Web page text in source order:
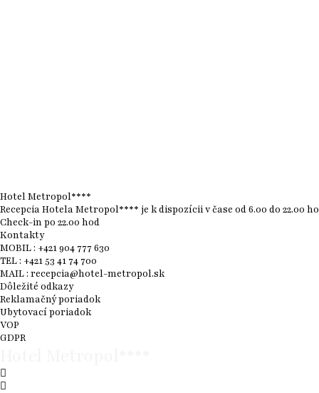
Hotel Metropol****
Recepcia Hotela Metropol**** je k dispozícii v čase od 6.00 do 22.00
Check-in po 22.00 hod
Kontakty
MOBIL : +421 904 777 630
TEL : +421 53 41 74 700
MAIL : recepcia@hotel-metropol.sk
Dôležité odkazy
Reklamačný poriadok
Ubytovací poriadok
VOP
GDPR